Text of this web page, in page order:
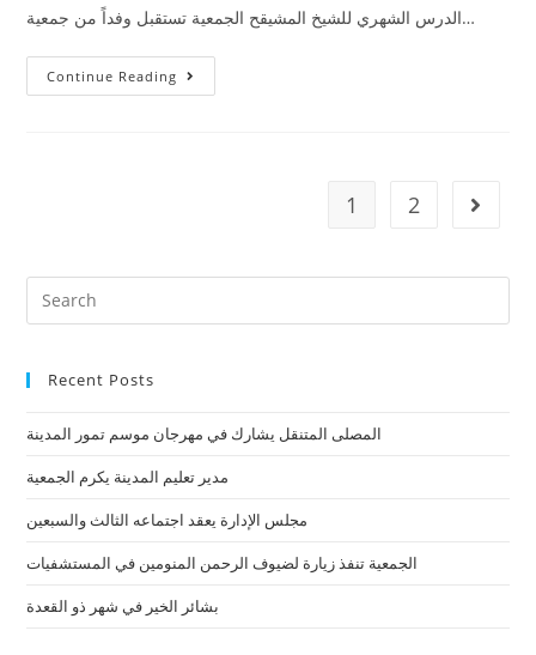
الدرس الشهري للشيخ المشيقح الجمعية تستقبل وفداً من جمعية…
Continue Reading
1 2
Recent Posts
المصلى المتنقل يشارك في مهرجان موسم تمور المدينة
مدير تعليم المدينة يكرم الجمعية
مجلس الإدارة يعقد اجتماعه الثالث والسبعين
الجمعية تنفذ زيارة لضيوف الرحمن المنومين في المستشفيات
بشائر الخير في شهر ذو القعدة